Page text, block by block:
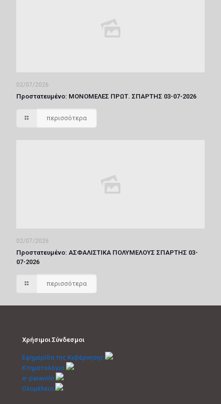
02/07/2026
Πρoστατευμένο: ΜΟΝΟΜΕΛΕΣ ΠΡΩΤ. ΣΠΑΡΤΗΣ 03-07-2026
περισσότερα
02/07/2026
Πρoστατευμένο: ΑΣΦΑΛΙΣΤΙΚΑ ΠΟΛΥΜΕΛΟΥΣ ΣΠΑΡΤΗΣ 03-
07-2026
περισσότερα
Χρήσιμοι Σύνδεσμοι
Εφημερίδα της Κυβέρνησης
Κτηματολόγιο
e- paravolo
Ολομέλεια